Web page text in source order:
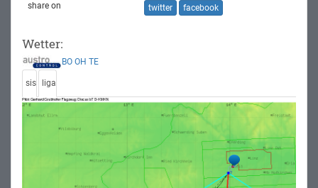
share on twitter facebook
Wetter:
BO OH TE
sis liga